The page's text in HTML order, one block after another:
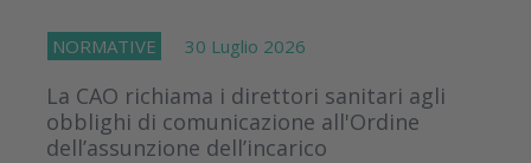
NORMATIVE 30 Luglio 2026
La CAO richiama i direttori sanitari agli
obblighi di comunicazione all'Ordine
dell’assunzione dell’incarico